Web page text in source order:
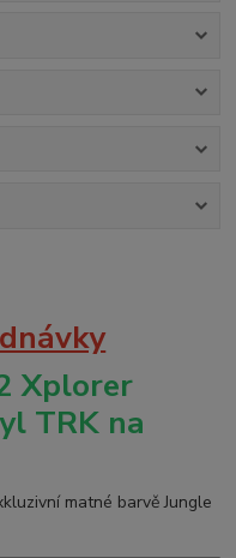
Xplorer
TRK na
matné barvě Jungle